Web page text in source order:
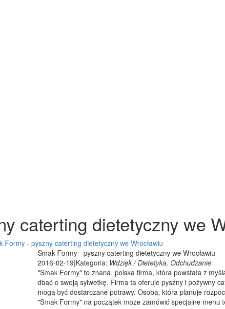
caterting dietetyczny we
Formy - pyszny caterting dietetyczny we Wrocławiu
Smak Formy - pyszny caterting dietetyczny we Wrocławiu
2016-02-19|Kategoria: Wdzięk / Dietetyka, Odchudzanie
"Smak Formy" to znana, polska firma, która powstała z
dbać o swoją sylwetkę. Firma ta oferuje pyszny i pożywny
mogą być dostarczane potrawy. Osoba, która planuje
"Smak Formy" na początek może zamówić specjalne